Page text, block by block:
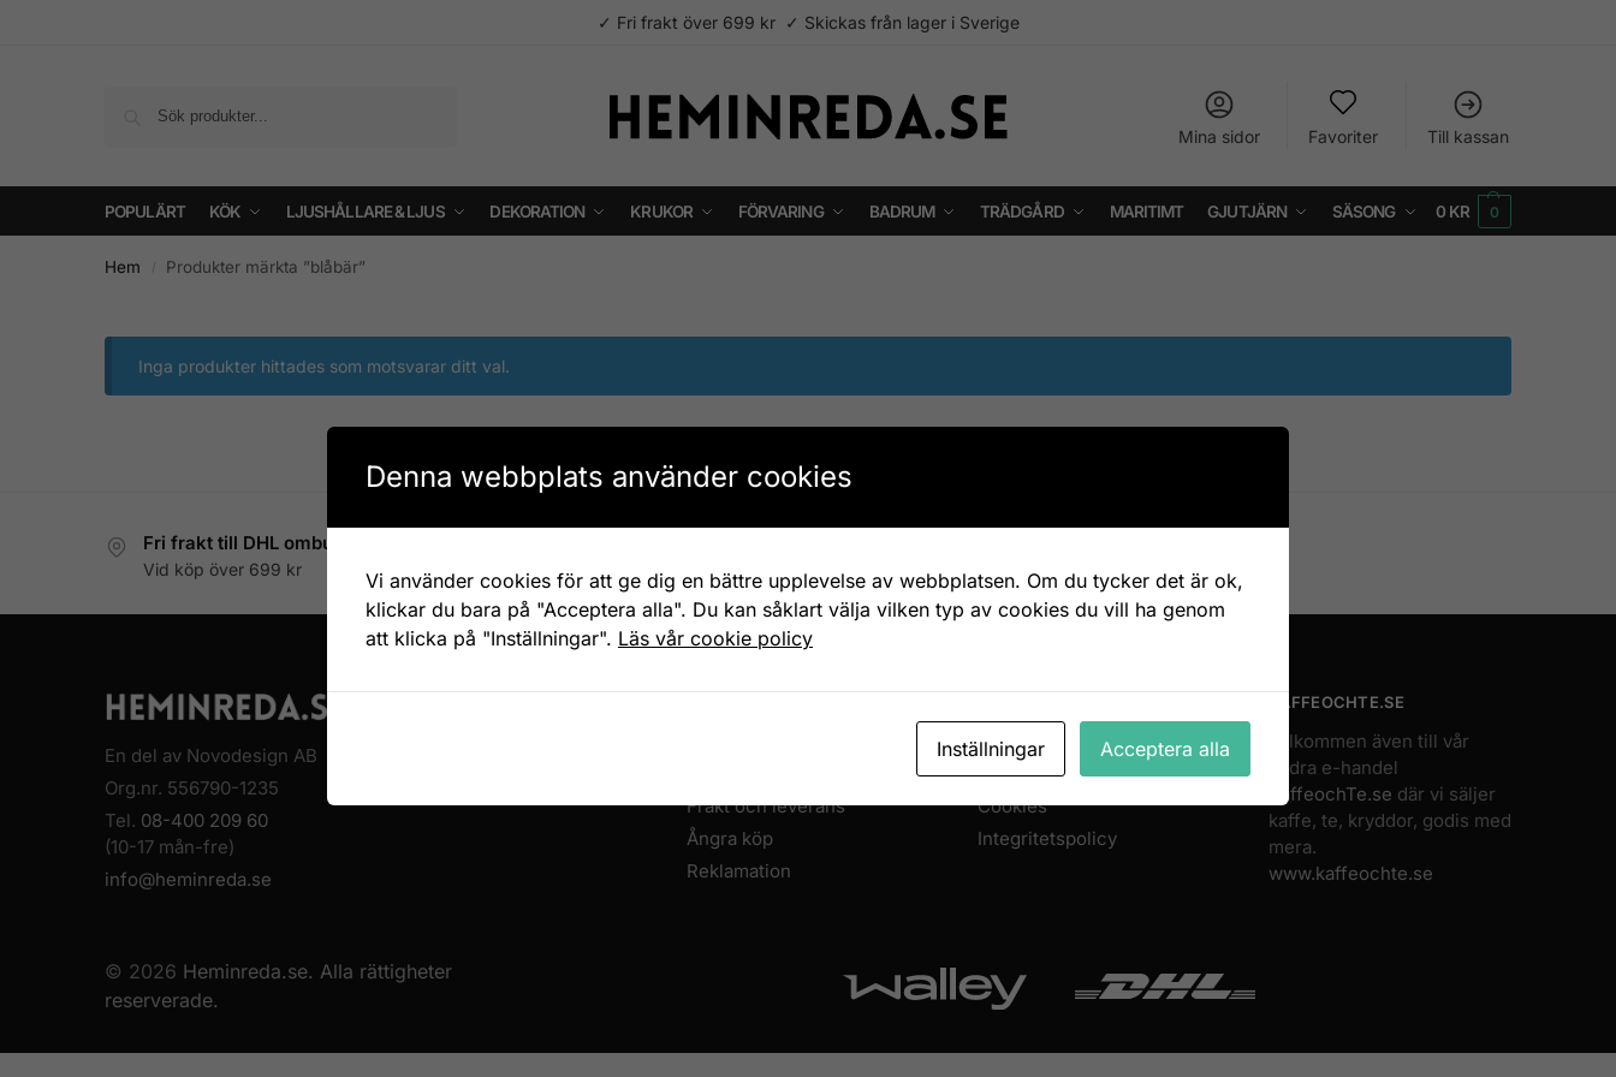
✓ Fri frakt över 699 kr ✓ Skickas från lager i Sverige
Mina sidor Favoriter Till kassan
POPULÄRT KÖK LJUSHÅLLARE & LJUS DEKORATION KRUKOR FÖRVARING BADRUM TRÄDGÅRD MARITIMT GJUTJÄRN SÄSONG 0 KR 0
Hem Produkter märkta ”blåbär”
Inga produkter hittades som motsvarar ditt val.
Fri frakt till DHL ombud
Vid köp över 699 kr Betala allt direkt eller lite i taget med Walley Öppet köp 14 dagar
En del av Novodesign AB
Org.nr. 556790-1235
Tel. 08-400 209 60
(10-17 mån-fre)
info@heminreda.se
Frakt och leverans
Ångra köp
Reklamation
Om oss
Kontakta oss
Cookies
Integritetspolicy
KAFFEOCHTE.SE
Välkommen även till vår
andra e-handel
KaffeochTe.se där vi säljer
kaffe, te, kryddor, godis med
mera.
www.kaffeochte.se
© 2026 Heminreda.se. Alla rättigheter
reserverade.
Denna webbplats använder cookies
Vi använder cookies för att ge dig en bättre upplevelse av webbplatsen. Om du tycker det är ok,
klickar du bara på "Acceptera alla". Du kan såklart välja vilken typ av cookies du vill ha genom
att klicka på "Inställningar". Läs vår cookie policy
Inställningar Acceptera alla